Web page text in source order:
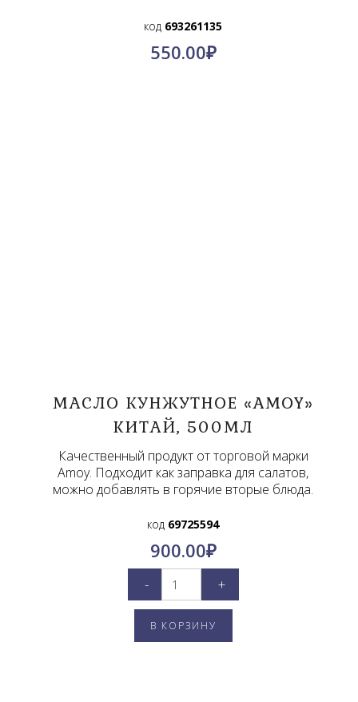
код 693261135
550.00₽
МАСЛО КУНЖУТНОЕ «AMOY»
KИТАЙ, 500МЛ
Качественный продукт от торговой марки
Amoy. Подходит как заправка для салатов,
можно добавлять в горячие вторые блюда.
код 69725594
900.00₽
- +